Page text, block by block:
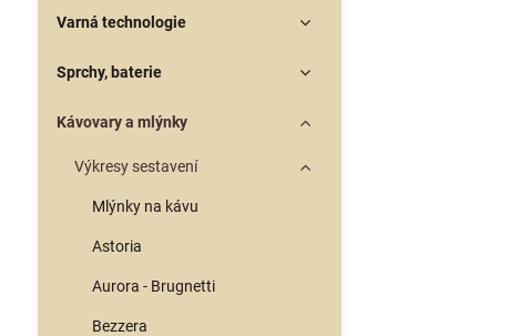
Varná technologie
Sprchy, baterie
Kávovary a mlýnky
Výkresy sestavení
Mlýnky na kávu
Astoria
Aurora - Brugnetti
Bezzera